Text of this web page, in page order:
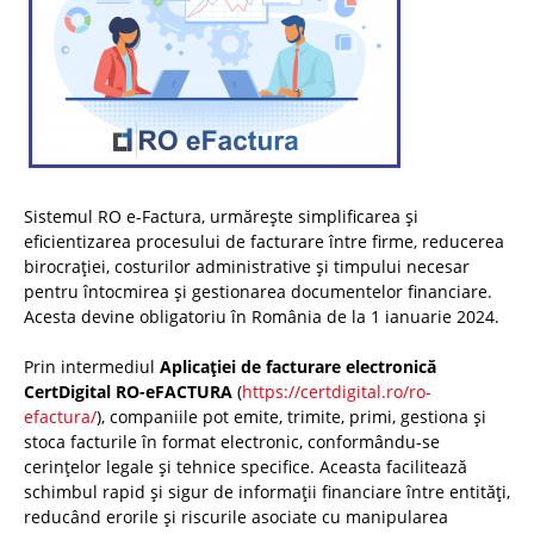
Sistemul RO e-Factura, urmărește simplificarea și
eficientizarea procesului de facturare între firme, reducerea
birocrației, costurilor administrative și timpului necesar
pentru întocmirea și gestionarea documentelor financiare.
Acesta devine obligatoriu în România de la 1 ianuarie 2024.
Prin intermediul Aplicației de facturare electronică
CertDigital RO-eFACTURA (https://certdigital.ro/ro-
efactura/), companiile pot emite, trimite, primi, gestiona și
stoca facturile în format electronic, conformându-se
cerințelor legale și tehnice specifice. Aceasta facilitează
schimbul rapid și sigur de informații financiare între entități,
reducând erorile și riscurile asociate cu manipularea